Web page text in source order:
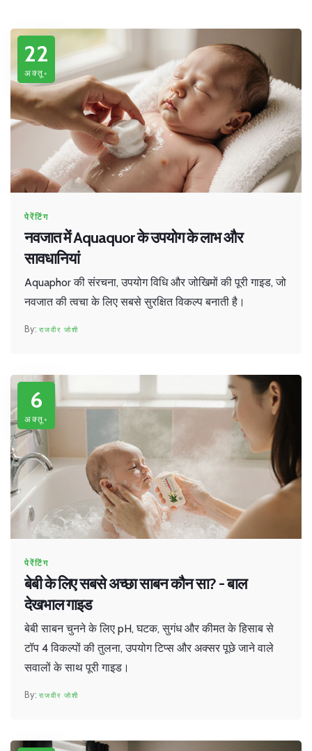
22
अक्तू॰
पेरेंटिंग
नवजात में Aquaquor के उपयोग के लाभ और
सावधानियां
Aquaphor की संरचना, उपयोग विधि और जोखिमों की पूरी गाइड, जो
नवजात की त्वचा के लिए सबसे सुरक्षित विकल्प बनाती है।
राजवीर जोशी
6
अक्तू॰
पेरेंटिंग
बेबी के लिए सबसे अच्छा साबन कौन सा? - बाल
देखभाल गाइड
बेबी साबन चुनने के लिए pH, घटक, सुगंध और कीमत के हिसाब से
टॉप 4 विकल्पों की तुलना, उपयोग टिप्स और अक्सर पूछे जाने वाले
सवालों के साथ पूरी गाइड।
राजवीर जोशी